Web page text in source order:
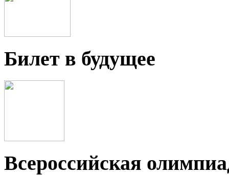
Билет в будущее
Всероссийская